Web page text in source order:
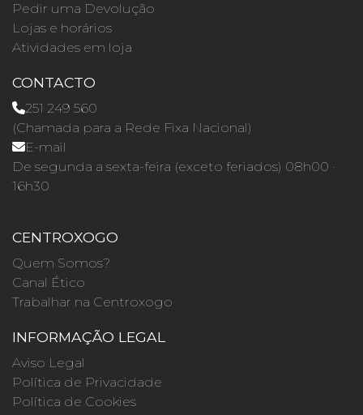
Pedir uma Devolução
Lojas e horários
Atividades em loja
CONTACTO
251 249 560
(Chamada para a Rede Fixa Nacional)
E-mail
De segunda a sexta-feira (exceto feriados) 08h00 ·
16h30
CENTROXOGO
Quem Somos?
Canal Ético
Trabalhar na Centroxogo
INFORMAÇÃO LEGAL
Aviso Legal
Política de Privacidade
Política de Cookies